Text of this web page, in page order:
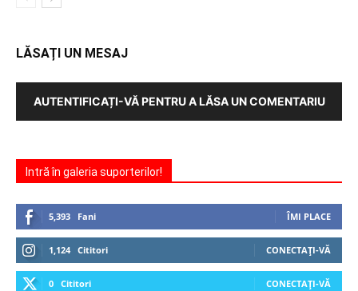
LĂSAȚI UN MESAJ
AUTENTIFICAȚI-VĂ PENTRU A LĂSA UN COMENTARIU
Intră în galeria suporterilor!
5,393 Fani ÎMI PLACE
1,124 Cititori CONECTAȚI-VĂ
0 Cititori CONECTAȚI-VĂ